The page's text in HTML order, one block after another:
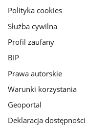
gov.pl
Polityka cookies
Służba cywilna
Profil zaufany
BIP
Prawa autorskie
Warunki korzystania
Geoportal
Deklaracja